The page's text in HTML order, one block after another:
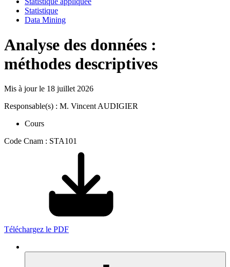
Statistique
Data Mining
Analyse des données :
méthodes descriptives
Mis à jour le 18 juillet 2026
Responsable(s) : M. Vincent AUDIGIER
Cours
Code Cnam : STA101
Téléchargez le PDF